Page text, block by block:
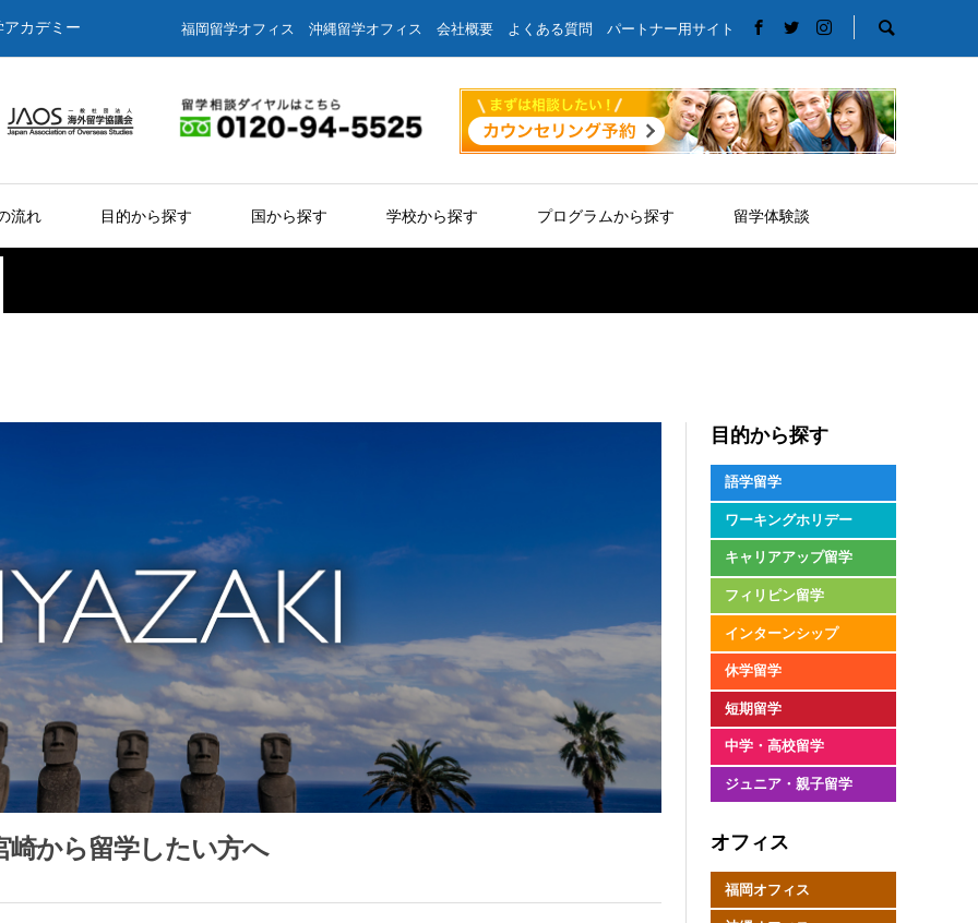
カデミー 福岡留学オフィス 沖縄留学オフィス 会社概要 よくある質問 パートナー用サイト
流れ 目的から探す 国から探す 学校から探す プログラムから探す 留学体験談
崎から留学したい方へ
目的から探す
語学留学
ワーキングホリデー
キャリアアップ留学
フィリピン留学
インターンシップ
休学留学
短期留学
中学・高校留学
ジュニア・親子留学
オフィス
福岡オフィス